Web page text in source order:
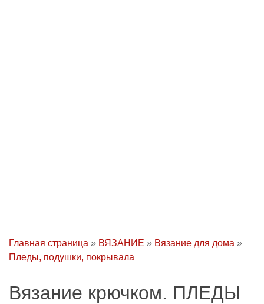
Главная страница » ВЯЗАНИЕ » Вязание для дома »
Пледы, подушки, покрывала
Вязание крючком. ПЛЕДЫ